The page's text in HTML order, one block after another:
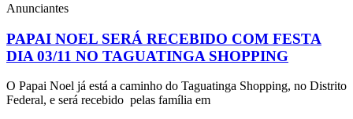
Anunciantes
PAPAI NOEL SERÁ RECEBIDO COM FESTA
DIA 03/11 NO TAGUATINGA SHOPPING
O Papai Noel já está a caminho do Taguatinga Shopping, no Distrito
Federal, e será recebido pelas família em